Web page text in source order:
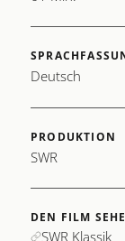
Deutsch
PRODUKTION
SWR
DEN FILM
SWR Klassik